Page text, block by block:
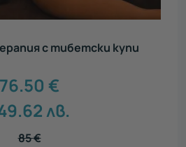
с тибетски купи
76.50 €
лв.
85€